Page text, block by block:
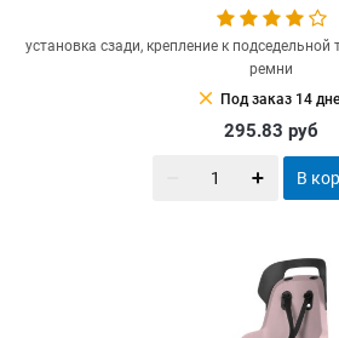
установка сзади, крепление к подседельной
ремни
clear Под заказ 14
295.83 руб
В